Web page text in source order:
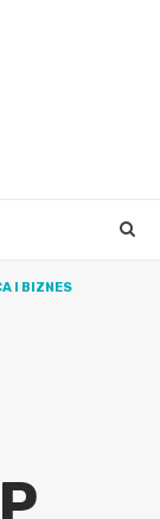
I BIZNES